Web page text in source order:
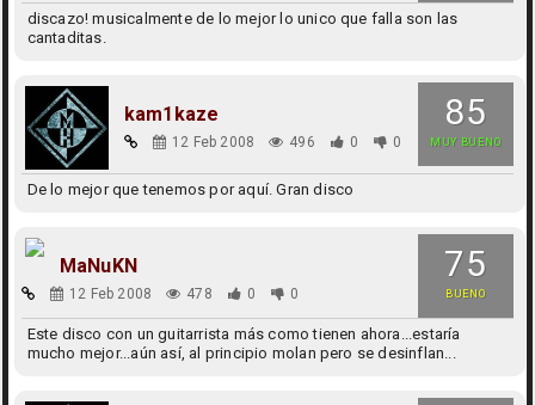
discazo! musicalmente de lo mejor lo unico que falla son las
cantaditas.
85
MUY BUENO
kam1kaze
12 Feb 2008 496 0 0
De lo mejor que tenemos por aquí. Gran disco
75
BUENO
MaNuKN
12 Feb 2008 478 0 0
Este disco con un guitarrista más como tienen ahora...estaría
mucho mejor...aún así, al principio molan pero se desinflan...